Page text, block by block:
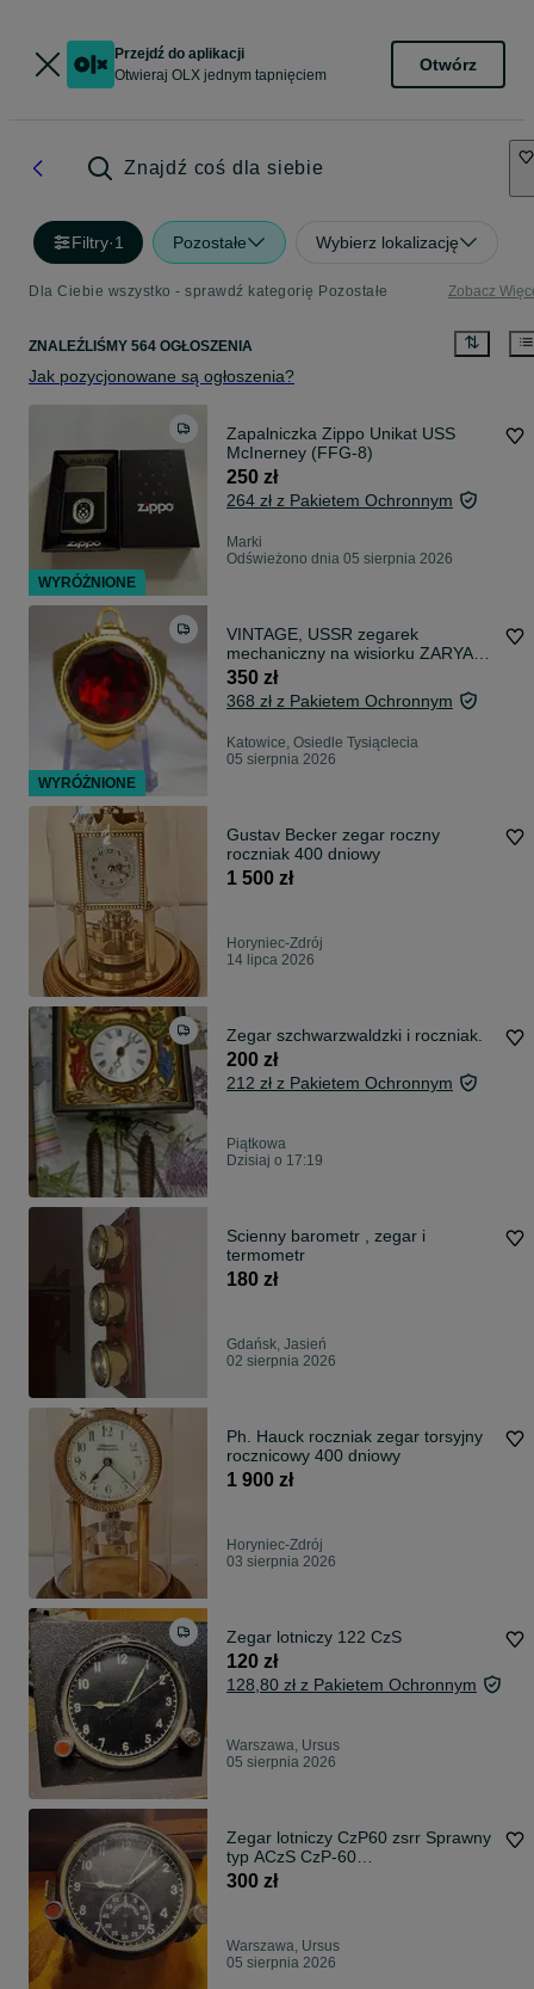
Przejdź do aplikacji
Otwieraj OLX jednym tapnięciem
Otwórz
Znajdź coś dla siebie
Filtry·1 Pozostałe Wybierz lokalizację
Dla Ciebie wszystko - sprawdź kategorię Pozostałe Zobacz
ZNALEŹLIŚMY 564 OGŁOSZENIA
Jak pozycjonowane są ogłoszenia?
Zapalniczka Zippo Unikat USS
McInerney (FFG-8)
250 zł
264 zł z Pakietem Ochronnym
Marki
Odświeżono dnia 05 sierpnia 2026
VINTAGE, USSR zegarek
mechaniczny na wisiorku ZARYA
21 jewels gold, AU
350 zł
368 zł z Pakietem Ochronnym
Katowice, Osiedle Tysiąclecia
05 sierpnia 2026
Gustav Becker zegar roczny
roczniak 400 dniowy
1 500 zł
Horyniec-Zdrój
14 lipca 2026
Zegar szchwarzwaldzki i roczniak.
200 zł
212 zł z Pakietem Ochronnym
Piątkowa
Dzisiaj o 17:19
Scienny barometr , zegar i
termometr
180 zł
Gdańsk, Jasień
02 sierpnia 2026
Ph. Hauck roczniak zegar torsyjny
rocznicowy 400 dniowy
1 900 zł
Horyniec-Zdrój
03 sierpnia 2026
Zegar lotniczy 122 CzS
120 zł
128,80 zł z Pakietem Ochronnym
Warszawa, Ursus
05 sierpnia 2026
Zegar lotniczy CzP60 zsrr Sprawny
typ ACzS CzP-60
ZAPLOMBOWANY
300 zł
Warszawa, Ursus
05 sierpnia 2026
WYRÓŻNIONE
WYRÓŻNIONE